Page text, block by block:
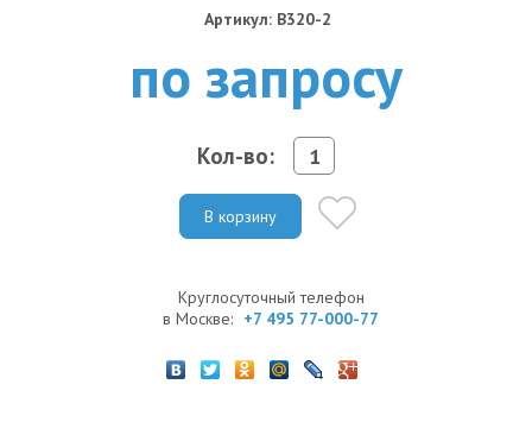
Артикул: B320-2
по запросу
Кол-во:
В корзину
Круглосуточный телефон
в Москве: +7 495 77-000-77